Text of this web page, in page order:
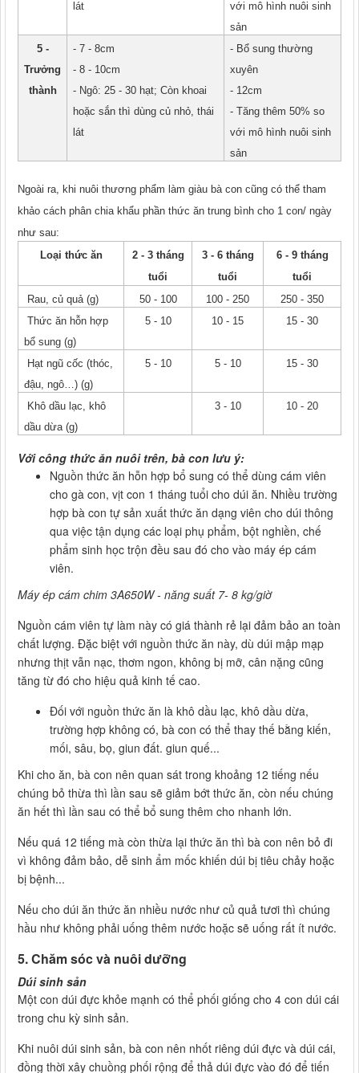
lát
với mô hình nuôi sinh
sản
5 -
Trưởng
thành
- 7 - 8cm
- 8 - 10cm
- Ngô: 25 - 30 hạt; Còn khoai
hoặc sắn thì dùng củ nhỏ, thái
lát
- Bổ sung thường
xuyên
- 12cm
- Tăng thêm 50% so
với mô hình nuôi sinh
sản
Ngoài ra, khi nuôi thương phẩm làm giàu bà con cũng có thể tham
khảo cách phân chia khẩu phần thức ăn trung bình cho 1 con/ ngày
như sau:
Loại thức ăn
2 - 3 tháng
tuổi
3 - 6 tháng
tuổi
6 - 9 tháng
tuổi
Rau, củ quả (g)
50 - 100 100 - 250
250 - 350
Thức ăn hỗn hợp
bổ sung (g)
5 - 10 10 - 15 15 - 30
Hạt ngũ cốc (thóc,
đậu, ngô…) (g)
5 - 10 5 - 10 15 - 30
Khô dầu lạc, khô
dầu dừa (g)
3 - 10 10 - 20
Với công thức ăn nuôi trên, bà con lưu ý:
Nguồn thức ăn hỗn hợp bổ sung có thể dùng cám viên
cho gà con, vịt con 1 tháng tuổi cho dúi ăn. Nhiều trường
hợp bà con tự sản xuất thức ăn dạng viên cho dúi thông
qua việc tận dụng các loại phụ phẩm, bột nghiền, chế
phẩm sinh học trộn đều sau đó cho vào máy ép cám
viên.
Máy ép cám chim 3A650W - năng suất 7- 8 kg/giờ
Nguồn cám viên tự làm này có giá thành rẻ lại đảm bảo an toàn
chất lượng. Đặc biệt với nguồn thức ăn này, dù dúi mập mạp
nhưng thịt vẫn nạc, thơm ngon, không bị mỡ, cân nặng cũng
tăng từ đó cho hiệu quả kinh tế cao.
Đối với nguồn thức ăn là khô dầu lạc, khô dầu dừa,
trường hợp không có, bà con có thể thay thế bằng kiến,
mối, sâu, bọ, giun đất. giun quế...
Khi cho ăn, bà con nên quan sát trong khoảng 12 tiếng nếu
chúng bỏ thừa thì lần sau sẽ giảm bớt thức ăn, còn nếu chúng
ăn hết thì lần sau có thể bổ sung thêm cho nhanh lớn.
Nếu quá 12 tiếng mà còn thừa lại thức ăn thì bà con nên bỏ đi
vì không đảm bảo, dễ sinh ẩm mốc khiến dúi bị tiêu chảy hoặc
bị bệnh...
Nếu cho dúi ăn thức ăn nhiều nước như củ quả tươi thì chúng
hầu như không phải uống thêm nước hoặc sẽ uống rất ít nước.
5. Chăm sóc và nuôi dưỡng
Dúi sinh sản
Một con dúi đực khỏe mạnh có thể phối giống cho 4 con dúi cái
trong chu kỳ sinh sản.
Khi nuôi dúi sinh sản, bà con nên nhốt riêng dúi đực và dúi cái,
đồng thời xây chuồng phối rộng để thả dúi đực vào đó để tiến